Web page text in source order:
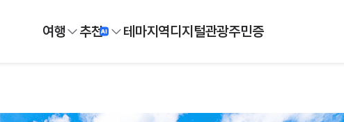
여행 추천 테마지역디지털관광주민증